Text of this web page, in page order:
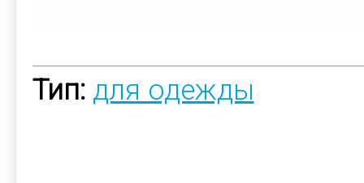
Тип: для одежды